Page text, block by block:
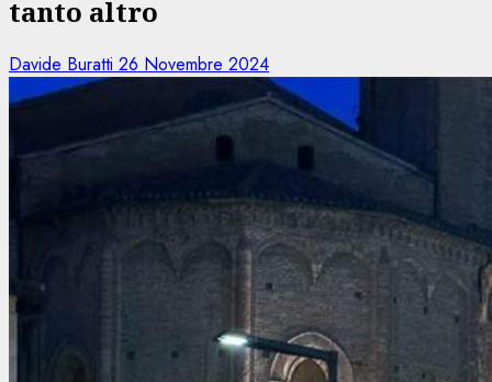
tanto altro
Davide Buratti 26 Novembre 2024